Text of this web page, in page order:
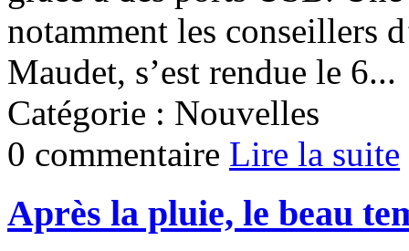
notamment les conseillers
Maudet, s’est rendue le 6...
Catégorie : Nouvelles
0 commentaire Lire la suite
Après la pluie, le beau